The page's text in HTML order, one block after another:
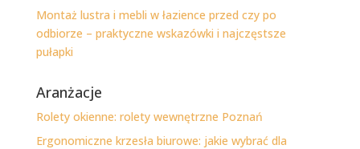
Montaż lustra i mebli w łazience przed czy po
odbiorze – praktyczne wskazówki i najczęstsze
pułapki
Aranżacje
Rolety okienne: rolety wewnętrzne Poznań
Ergonomiczne krzesła biurowe: jakie wybrać dla